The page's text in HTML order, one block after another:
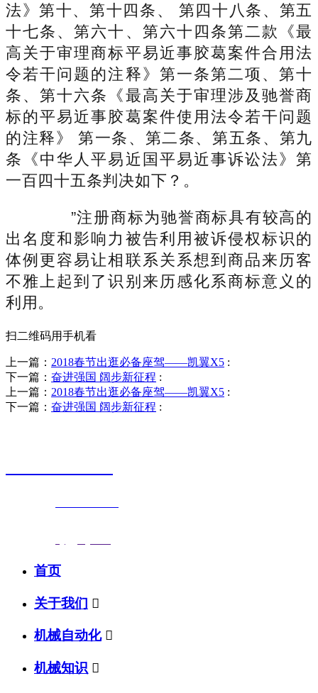
法》第十、第十四条、 第四十八条、第五
十七条、第六十、第六十四条第二款《最
高关于审理商标平易近事胶葛案件合用法
令若干问题的注释》第一条第二项、第十
条、第十六条《最高关于审理涉及驰誉商
标的平易近事胶葛案件使用法令若干问题
的注释》 第一条、第二条、第五条、第九
条《中华人平易近国平易近事诉讼法》第
一百四十五条判决如下？。
”注册商标为驰誉商标具有较高的
出名度和影响力被告利用被诉侵权标识的
体例更容易让相联系关系想到商品来历客
不雅上起到了识别来历感化系商标意义的
利用。
扫二维码用手机看
上一篇： 2018春节出逛必备座驾——凯翼X5 :
下一篇： 奋进强国 阔步新征程 :
上一篇： 2018春节出逛必备座驾——凯翼X5 :
下一篇： 奋进强国 阔步新征程 :
首页
关于我们 
机械自动化 
机械知识 